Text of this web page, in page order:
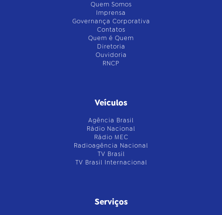
Quem Somos
Imprensa
Governança Corporativa
Contatos
Quem é Quem
Diretoria
Ouvidoria
RNCP
Veículos
Agência Brasil
Rádio Nacional
Rádio MEC
Radioagência Nacional
TV Brasil
TV Brasil Internacional
Serviços